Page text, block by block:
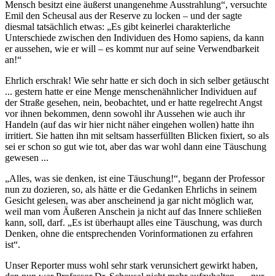
Mensch besitzt eine äußerst unangenehme Ausstrahlung“, versuchte
Emil den Scheusal aus der Reserve zu locken – und der sagte
diesmal tatsächlich etwas: „Es gibt keinerlei charakterliche
Unterschiede zwischen den Individuen des Homo sapiens, da kann
er aussehen, wie er will – es kommt nur auf seine Verwendbarkeit
an!“
Ehrlich erschrak! Wie sehr hatte er sich doch in sich selber getäuscht
... gestern hatte er eine Menge menschenähnlicher Individuen auf
der Straße gesehen, nein, beobachtet, und er hatte regelrecht Angst
vor ihnen bekommen, denn sowohl ihr Aussehen wie auch ihr
Handeln (auf das wir hier nicht näher eingehen wollen) hatte ihn
irritiert. Sie hatten ihn mit seltsam hasserfüllten Blicken fixiert, so als
sei er schon so gut wie tot, aber das war wohl dann eine Täuschung
gewesen ...
„Alles, was sie denken, ist eine Täuschung!“, begann der Professor
nun zu dozieren, so, als hätte er die Gedanken Ehrlichs in seinem
Gesicht gelesen, was aber anscheinend ja gar nicht möglich war,
weil man vom Äußeren Anschein ja nicht auf das Innere schließen
kann, soll, darf. „Es ist überhaupt alles eine Täuschung, was durch
Denken, ohne die entsprechenden Vorinformationen zu erfahren
ist“.
Unser Reporter muss wohl sehr stark verunsichert gewirkt haben,